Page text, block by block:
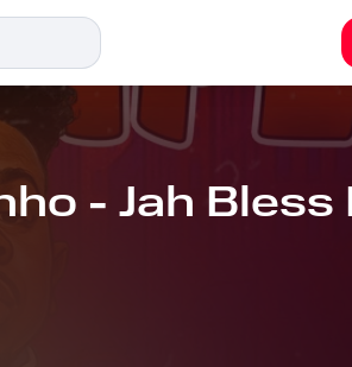
- Jah Bless